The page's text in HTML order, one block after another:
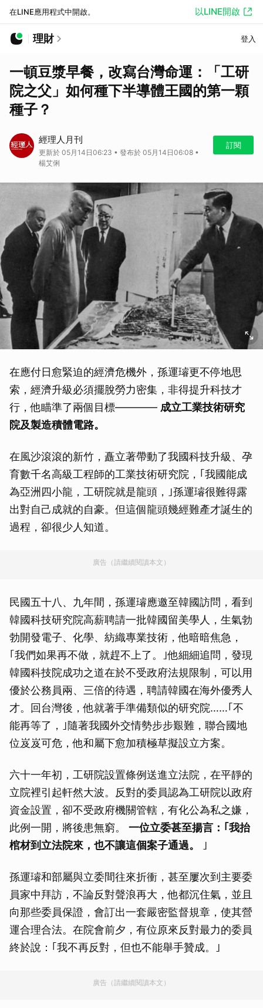
在LINE應用程式中開啟。 以LINE開啟
理財 登入
一頓豆漿早餐，改寫台灣命運：「工研
院之父」如何種下半導體王國的第一顆
種子？
經理人月刊
更新於 05月14日06:23 • 發布於 05月14日06:08 •
楊艾俐
訂閱
在應付日愈緊迫的經濟危機外，孫運璿更不停地思
索，經濟升級必須擺脫勞力密集，非得提升科技才
行，他瞄準了兩個目標———— 成立工業技術研究
院及製造積體電路。
在風沙滾滾的新竹，矗立著帶動了我國科技升級、孕
育數千名高級工程師的工業技術研究院，｢我國能成
為亞洲四小龍，工研院就是龍頭，｣孫運璿很難得露
出對自己成就的自豪。但這個龍頭幾經難產才誕生的
過程，卻很少人知道。
廣告（請繼續閱讀本文）
民國五十八、九年間，孫運璿應邀至韓國訪問，看到
韓國科技研究院高薪聘請一批韓國留美學人，生氣勃
勃開發電子、化學、紡織專業技術，他暗暗焦急，
｢我們如果再不做，就趕不上了。｣他細細追問，發現
韓國科技院成功之道在於不受政府法規限制，可以用
優於公務員兩、三倍的待遇，聘請韓國在海外優秀人
才。回台灣後，他就著手準備類似的研究院……｢不
能再等了，｣隨著我國外交情勢步步艱難，聯合國地
位岌岌可危，他和屬下愈加積極草擬設立方案。
六十一年初，工研院設置條例送進立法院，在平靜的
立院裡引起軒然大波。反對的委員認為工研院以政府
資金設置，卻不受政府機關管轄，有化公為私之嫌，
此例一開，將後患無窮。 一位立委甚至揚言：｢我抬
棺材到立法院來，也不讓這個案子通過。
｣
孫運璿和部屬與立委間往來折衝，甚至屢次到主要委
員家中拜訪，不論反對聲浪再大，他都沉住氣，並且
向那些委員保證，會訂出一套嚴密監督規章，使其營
運合理合法。在院會前夕，有位原來反對最力的委員
終於說：｢我不再反對，但也不能舉手贊成。｣
廣告（請繼續閱讀本文）